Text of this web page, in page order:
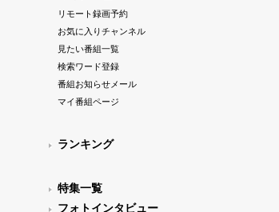
リモート録画予約
お気に入りチャンネル
見たい番組一覧
検索ワード登録
番組お知らせメール
マイ番組ページ
ランキング
特集一覧
フォトインタビュー